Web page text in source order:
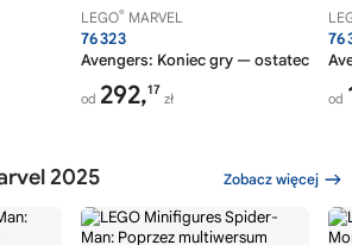
LEGO® MARVEL
76323
Avengers: Koniec gry — ostateczna
od 292,17
zł od
2025 Zobacz więcej